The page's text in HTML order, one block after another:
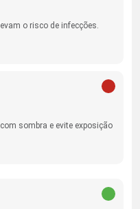
o risco de infecções.
sombra e evite exposição